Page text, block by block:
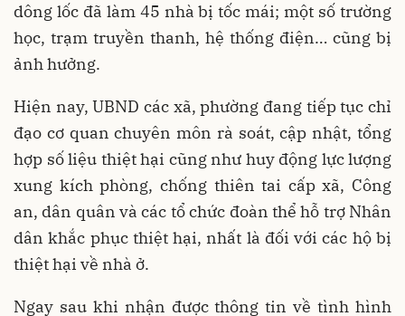
dông lốc đã làm 45 nhà bị tốc mái; một số trường
học, trạm truyền thanh, hệ thống điện… cũng bị
ảnh hưởng.
Hiện nay, UBND các xã, phường đang tiếp tục chỉ
đạo cơ quan chuyên môn rà soát, cập nhật, tổng
hợp số liệu thiệt hại cũng như huy động lực lượng
xung kích phòng, chống thiên tai cấp xã, Công
an, dân quân và các tổ chức đoàn thể hỗ trợ Nhân
dân khắc phục thiệt hại, nhất là đối với các hộ bị
thiệt hại về nhà ở.
Ngay sau khi nhận được thông tin về tình hình